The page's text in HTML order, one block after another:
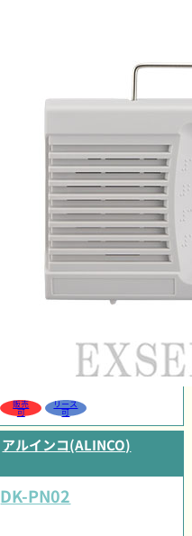
販売
可
リース
可
アルインコ(ALINCO)
DK-PN02